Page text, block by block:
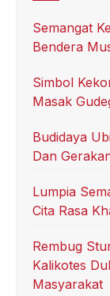
Semangat
Bendera
Simbol
Masak
Budidaya
Dan
Lumpia
Cita Rasa
Rembug
Kalikotes
Masyarakat